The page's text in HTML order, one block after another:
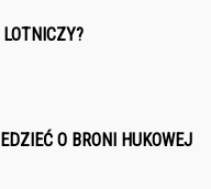
O BRONI HUKOWEJ